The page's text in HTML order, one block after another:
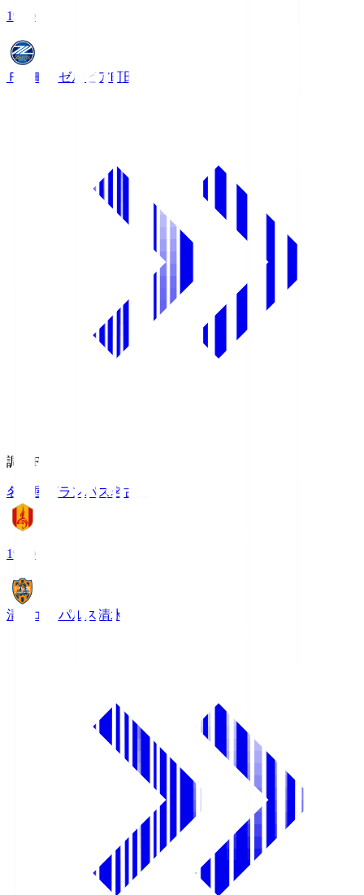
19:00
ＦＣ町田ゼルビア町田
調布FM
名古屋グランパス名古屋
19:00
清水エスパルス 清水